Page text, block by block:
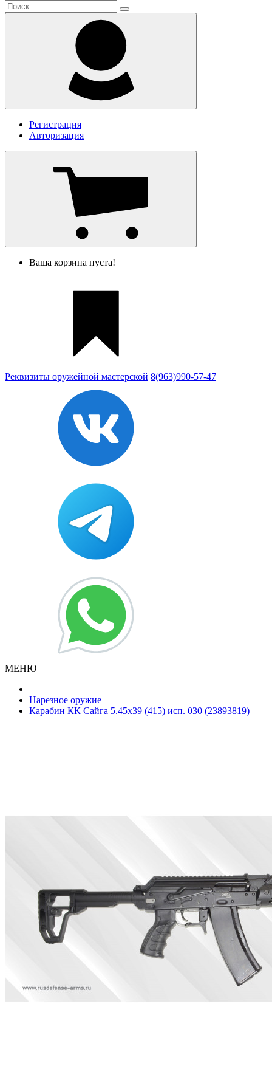
Регистрация
Авторизация
Ваша корзина пуста!
Реквизиты оружейной мастерской 8(963)990-57-47
МЕНЮ
Нарезное оружие
Карабин КК Сайга 5.45х39 (415) исп. 030 (23893819)